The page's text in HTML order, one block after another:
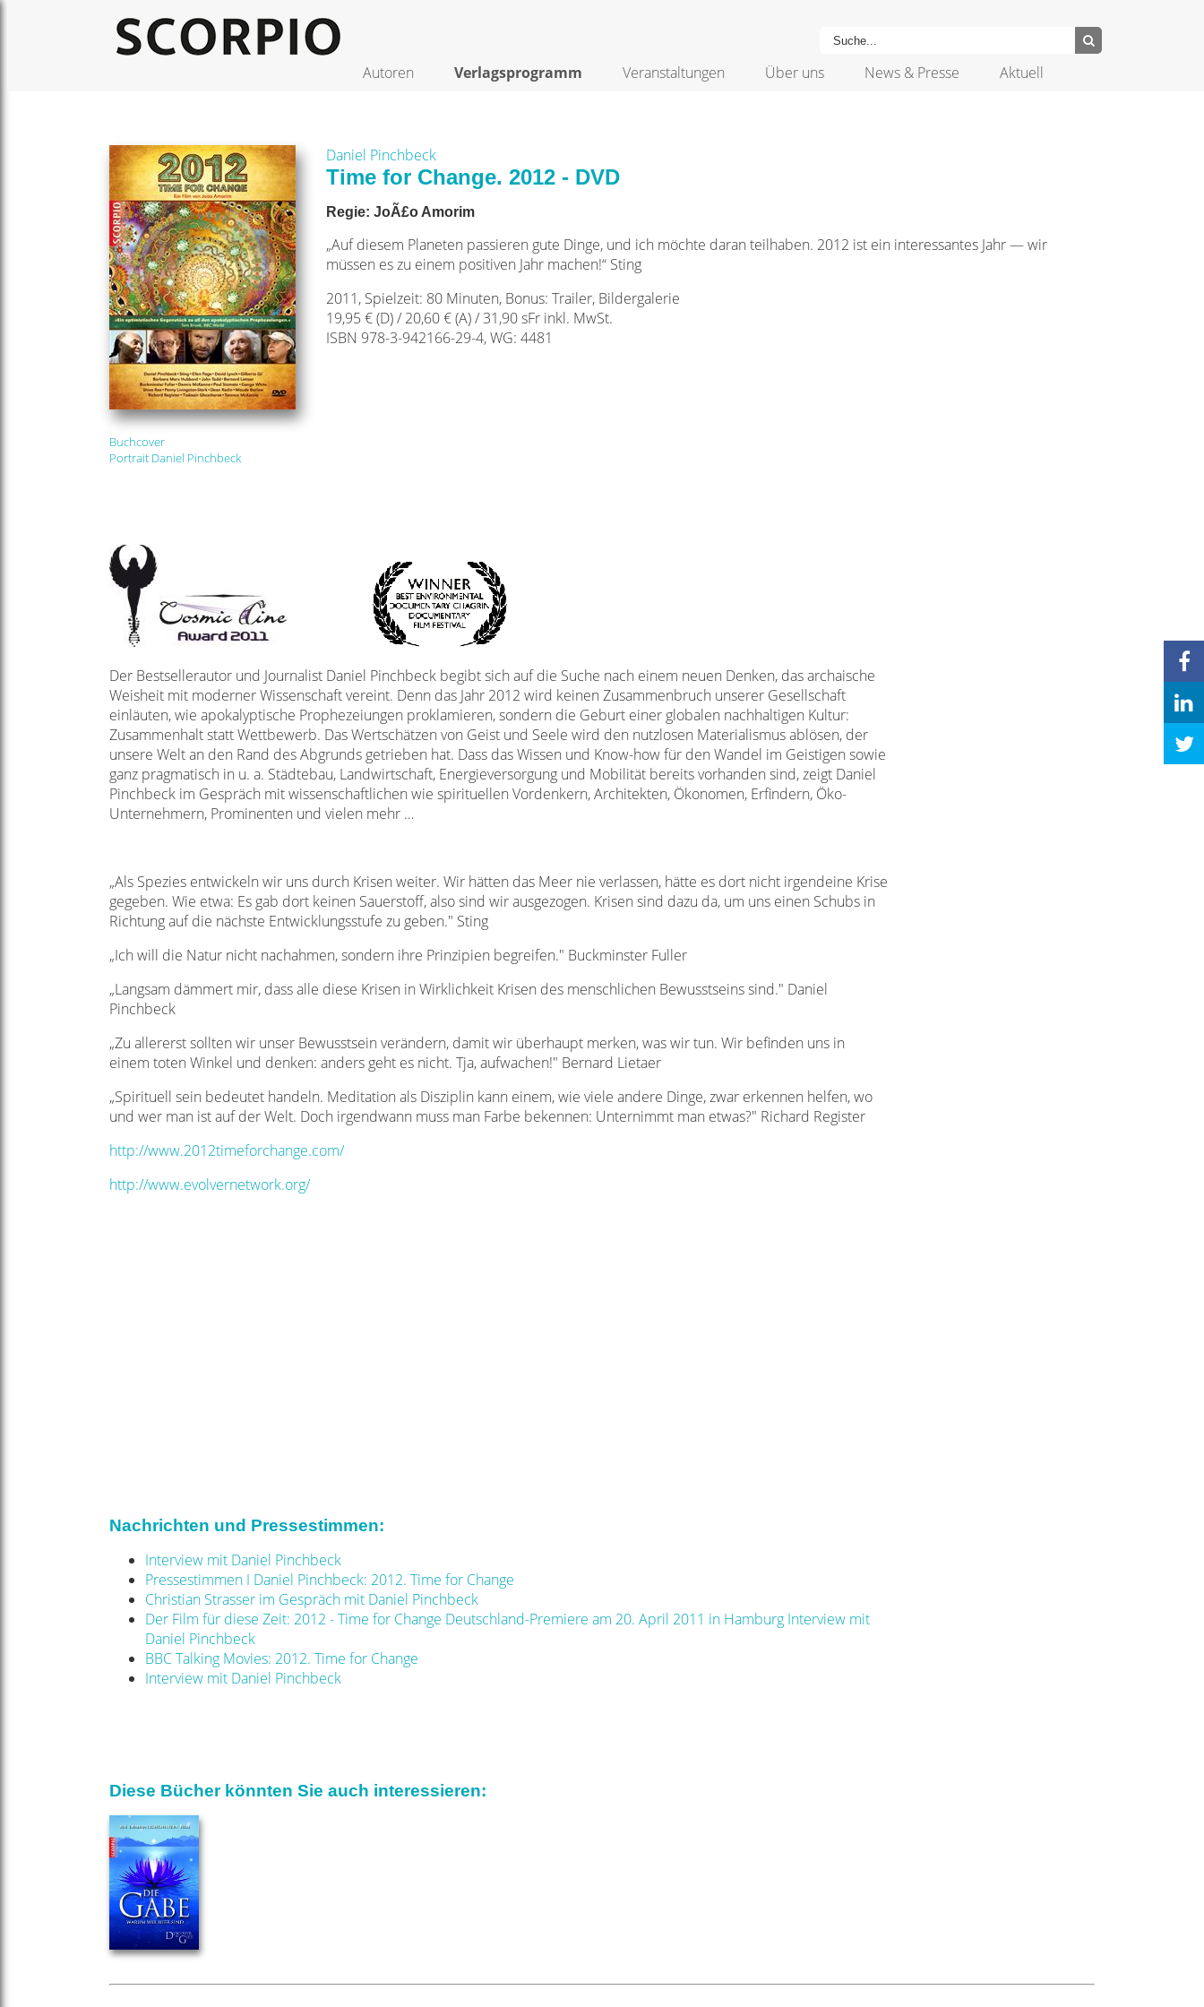
Autoren Verlagsprogramm Veranstaltungen Über uns News & Presse Aktuell
Buchcover
Portrait Daniel Pinchbeck
Daniel Pinchbeck
Time for Change. 2012 - DVD
Regie: JoÃ£o Amorim
„Auf diesem Planeten passieren gute Dinge, und ich möchte daran teilhaben. 2012 ist ein interessantes Jahr — wir
müssen es zu einem positiven Jahr machen!“ Sting
2011, Spielzeit: 80 Minuten, Bonus: Trailer, Bildergalerie
19,95 € (D) / 20,60 € (A) / 31,90 sFr inkl. MwSt.
ISBN 978-3-942166-29-4, WG: 4481
Der Bestsellerautor und Journalist Daniel Pinchbeck begibt sich auf die Suche nach einem neuen Denken, das archaische
Weisheit mit moderner Wissenschaft vereint. Denn das Jahr 2012 wird keinen Zusammenbruch unserer Gesellschaft
einläuten, wie apokalyptische Prophezeiungen proklamieren, sondern die Geburt einer globalen nachhaltigen Kultur:
Zusammenhalt statt Wettbewerb. Das Wertschätzen von Geist und Seele wird den nutzlosen Materialismus ablösen, der
unsere Welt an den Rand des Abgrunds getrieben hat. Dass das Wissen und Know-how für den Wandel im Geistigen sowie
ganz pragmatisch in u. a. Städtebau, Landwirtschaft, Energieversorgung und Mobilität bereits vorhanden sind, zeigt Daniel
Pinchbeck im Gespräch mit wissenschaftlichen wie spirituellen Vordenkern, Architekten, Ökonomen, Erfindern, Öko-
Unternehmern, Prominenten und vielen mehr …
„Als Spezies entwickeln wir uns durch Krisen weiter. Wir hätten das Meer nie verlassen, hätte es dort nicht irgendeine Krise
gegeben. Wie etwa: Es gab dort keinen Sauerstoff, also sind wir ausgezogen. Krisen sind dazu da, um uns einen Schubs in
Richtung auf die nächste Entwicklungsstufe zu geben." Sting
„Ich will die Natur nicht nachahmen, sondern ihre Prinzipien begreifen." Buckminster Fuller
„Langsam dämmert mir, dass alle diese Krisen in Wirklichkeit Krisen des menschlichen Bewusstseins sind." Daniel
Pinchbeck
„Zu allererst sollten wir unser Bewusstsein verändern, damit wir überhaupt merken, was wir tun. Wir befinden uns in
einem toten Winkel und denken: anders geht es nicht. Tja, aufwachen!" Bernard Lietaer
„Spirituell sein bedeutet handeln. Meditation als Disziplin kann einem, wie viele andere Dinge, zwar erkennen helfen, wo
und wer man ist auf der Welt. Doch irgendwann muss man Farbe bekennen: Unternimmt man etwas?" Richard Register
http://www.2012timeforchange.com/
http://www.evolvernetwork.org/
Nachrichten und Pressestimmen:
Interview mit Daniel Pinchbeck
Pressestimmen I Daniel Pinchbeck: 2012. Time for Change
Christian Strasser im Gespräch mit Daniel Pinchbeck
Der Film für diese Zeit: 2012 - Time for Change Deutschland-Premiere am 20. April 2011 in Hamburg Interview mit
Daniel Pinchbeck
BBC Talking Movies: 2012. Time for Change
Interview mit Daniel Pinchbeck
Diese Bücher könnten Sie auch interessieren: